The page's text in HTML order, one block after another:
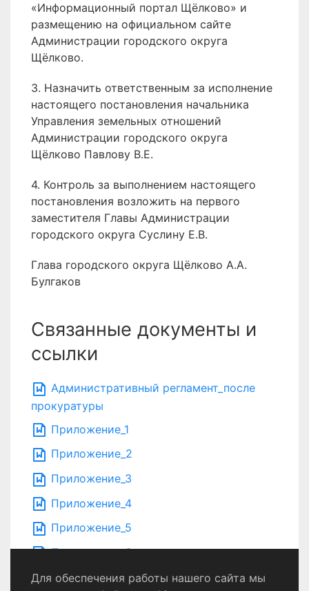
«Информационный портал Щёлково» и
размещению на официальном сайте
Администрации городского округа
Щёлково.
3. Назначить ответственным за исполнение
настоящего постановления начальника
Управления земельных отношений
Администрации городского округа
Щёлково Павлову В.Е.
4. Контроль за выполнением настоящего
постановления возложить на первого
заместителя Главы Администрации
городского округа Суслину Е.В.
Глава городского округа Щёлково А.А.
Булгаков
Связанные документы и
ссылки
Административный регламент_после
прокуратуры
Приложение_1
Приложение_2
Приложение_3
Приложение_4
Приложение_5
Приложение_6
Для обеспечения работы нашего сайта мы